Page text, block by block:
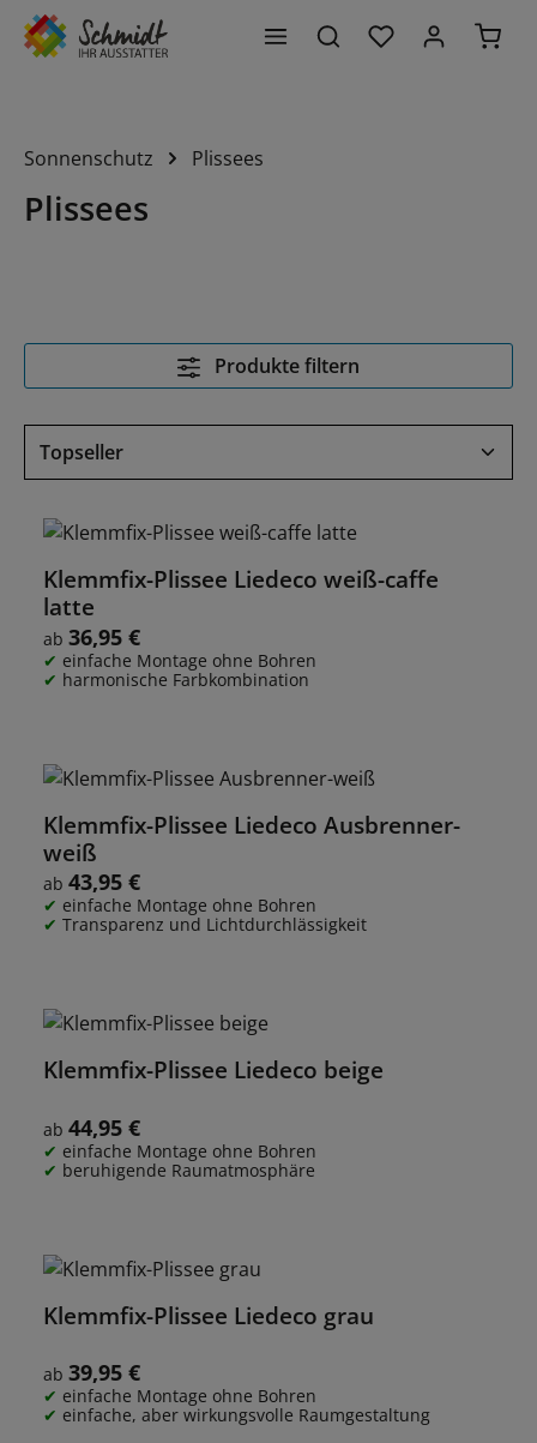
springen Du hast 0
Sonnenschutz Plissees
Plissees
Produkte filtern
Klemmfix-Plissee Liedeco weiß-caffe
latte
Regulärer Preis:
ab 36,95 €
einfache Montage ohne Bohren
harmonische Farbkombination
Klemmfix-Plissee Liedeco Ausbrenner-
weiß
Regulärer Preis:
ab 43,95 €
einfache Montage ohne Bohren
Transparenz und Lichtdurchlässigkeit
Klemmfix-Plissee Liedeco beige
Regulärer Preis:
ab 44,95 €
einfache Montage ohne Bohren
beruhigende Raumatmosphäre
Klemmfix-Plissee Liedeco grau
Regulärer Preis:
ab 39,95 €
einfache Montage ohne Bohren
einfache, aber wirkungsvolle Raumgestaltung